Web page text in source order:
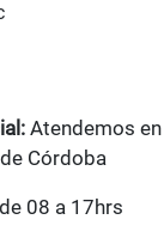
Atendemos en
Córdoba
08 a 17hrs